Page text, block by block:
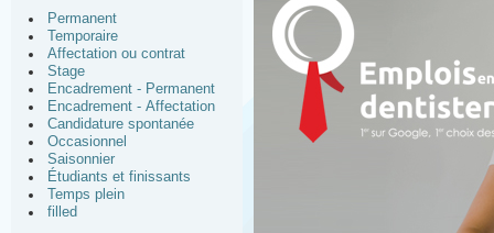
Permanent
Temporaire
Affectation ou contrat
Stage
Encadrement - Permanent
Encadrement - Affectation
Candidature spontanée
Occasionnel
Saisonnier
Étudiants et finissants
Temps plein
filled